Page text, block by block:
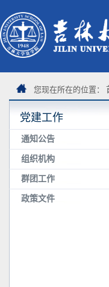
您现在所在的位置：
党建工作
通知公告
组织机构
群团工作
政策文件